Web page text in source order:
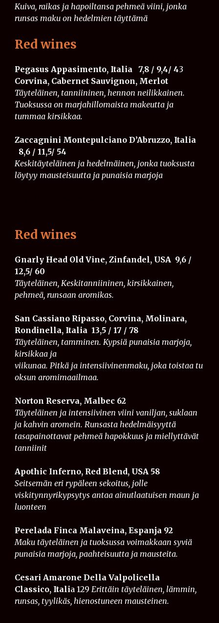
Kuiva, raikas ja hapoiltansa pehmeä viini, jonka
runsas maku on hedelmien täyttämä
Red wines
Pegasus Appasimento, Italia 7,8 / 9,4/ 43
Corvina, Cabernet Sauvignon, Merlot
Täyteläinen, tanniininen, hennon neilikkainen.
Tuoksussa on marjahillomaista makeutta ja
tummaa kirsikkaa.
Zaccagnini Montepulciano D’Abruzzo, Italia​​
8,6 / 11,5/ 54
Keskitäyteläinen ja hedelmäinen, jonka tuoksusta
löytyy mausteisuutta ja punaisia marjoja
Red wines
Gnarly Head Old Vine, Zinfandel, USA 9,6 /
12,5/ 60
Täyteläinen, Keskitanniininen, kirsikkainen,
pehmeä, runsaan aromikas.
San Cassiano Ripasso, Corvina, Molinara,
Rondinella, Italia 13,5 / 17 / 78
Täyteläinen, tamminen. Kypsiä punaisia marjoja,
kirsikkaa ja
viikunaa. Pitkä ja intensiivinenmaku, joka toistaa tu
oksun aromimaailmaa.
Norton Reserva, Malbec 62
Täyteläinen ja intensiivinen viini vaniljan, suklaan
ja kahvin aromein. Runsasta hedelmäisyyttä
tasapainottavat pehmeä hapokkuus ja miellyttävät
tanniinit
Apothic Inferno, Red Blend, USA 58
Seitsemän eri rypäleen sekoitus, jolle
viskitynnyrikypsytys antaa ainutlaatuisen maun ja
luonteen
Perelada Finca Malaveina, Espanja 92
Maku täyteläinen ja tuoksussa voimakkaan syviä
punaisia marjoja, paahteisuutta ja mausteita.
Cesari Amarone Della Valpolicella
Classico, Italia 129 Erittäin täyteläinen, lämmin,
runsas, tyylikäs, hienostuneen mausteinen.